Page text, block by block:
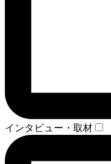
インタビュー・取材